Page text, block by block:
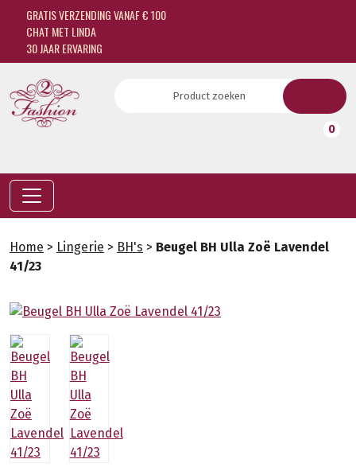
GRATIS VERZENDING VANAF € 100
CHAT MET LINDA
30 JAAR ERVARING
0
Home > Lingerie > BH's > Beugel BH Ulla Zoë Lavendel
41/23